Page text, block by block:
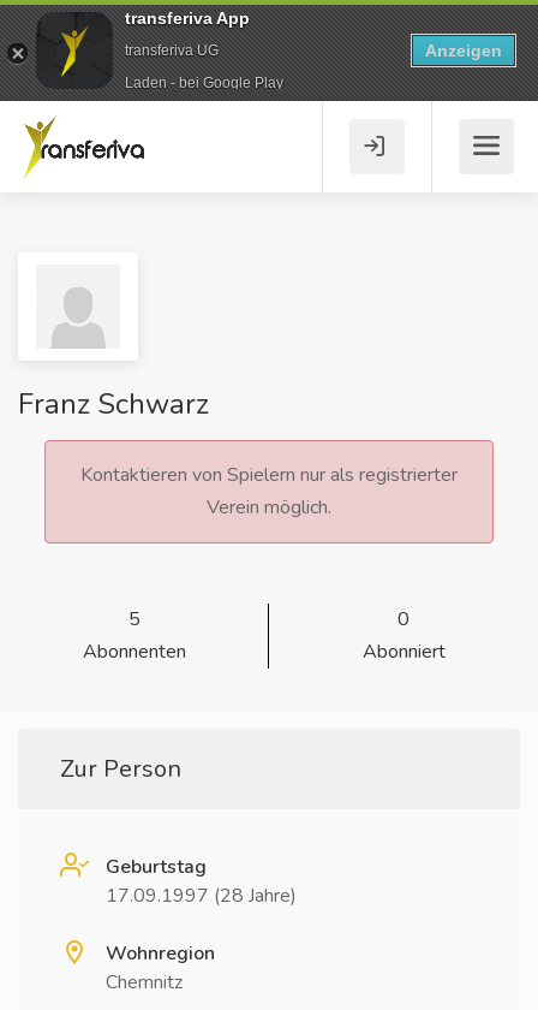
Franz Schwarz
Kontaktieren von Spielern nur als registrierter
Verein möglich.
5
Abonnenten
0
Abonniert
Zur Person
Geburtstag
17.09.1997 (28 Jahre)
Wohnregion
Chemnitz
transferiva App
transferiva UG
Laden - bei Google Play
Anzeigen